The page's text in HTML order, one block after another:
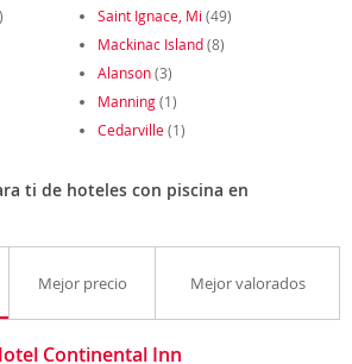
Saint Ignace, Mi (49)
Mackinac Island(8)
Alanson(3)
Manning(1)
Cedarville(1)
ti de hoteles con piscina en
Mejor precio Mejor valorados
Continental Inn